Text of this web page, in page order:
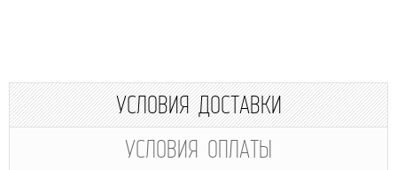
УСЛОВИЯ ДОСТАВКИ
УСЛОВИЯ ОПЛАТЫ